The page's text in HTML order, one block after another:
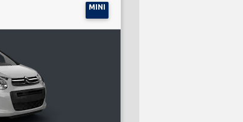
MINI